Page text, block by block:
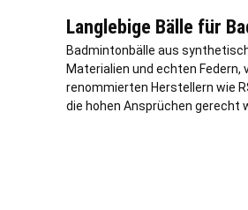
Langlebige Bälle für
Badmintonbälle aus
Materialien und echten Federn,
renommierten Herstellern wie
die hohen Ansprüchen gerecht